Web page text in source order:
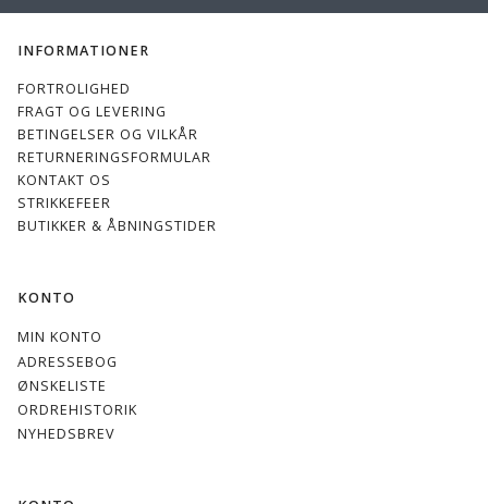
INFORMATIONER
FORTROLIGHED
FRAGT OG LEVERING
BETINGELSER OG VILKÅR
RETURNERINGSFORMULAR
KONTAKT OS
STRIKKEFEER
BUTIKKER & ÅBNINGSTIDER
KONTO
MIN KONTO
ADRESSEBOG
ØNSKELISTE
ORDREHISTORIK
NYHEDSBREV